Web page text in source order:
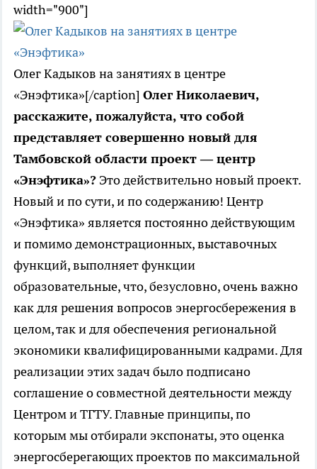
width="900"]
Олег Кадыков на занятиях в центре
«Энэфтика»[/caption] Олег Николаевич,
расскажите, пожалуйста, что собой
представляет совершенно новый для
Тамбовской области проект — центр
«Энэфтика»? Это действительно новый проект.
Новый и по сути, и по содержанию! Центр
«Энэфтика» является постоянно действующим
и помимо демонстрационных, выставочных
функций, выполняет функции
образовательные, что, безусловно, очень важно
как для решения вопросов энергосбережения в
целом, так и для обеспечения региональной
экономики квалифицированными кадрами. Для
реализации этих задач было подписано
соглашение о совместной деятельности между
Центром и ТГТУ. Главные принципы, по
которым мы отбирали экспонаты, это оценка
энергосберегающих проектов по максимальной